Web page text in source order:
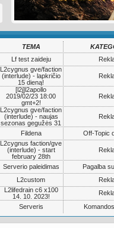
TEMA
Lf test zaideju
L2cygnus gve/faction
(interlude) - lapkričio
15 dieną!
[l2j]l2apollo
2019/02/23 18:00
gmt+2!
L2cygnus gve/faction
(interlude) - naujas
sezonas gegužės 31
Fildena
Off-Topic
L2cygnus faction/gve
(interlude) - start
february 28th
Serverio paleidimas
Pagalba
L2custom
L2lifedrain c6 x100
14. 10. 2023!
Serveris